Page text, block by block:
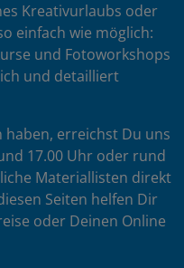
Kreativurlaubs oder
einfach wie möglich:
und Fotoworkshops
und detailliert
haben, erreichst Du uns
17.00 Uhr oder rund
Materiallisten direkt
Seiten helfen Dir
oder Deinen Online